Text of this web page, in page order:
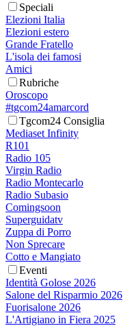
Speciali
Elezioni Italia
Elezioni estero
Grande Fratello
L'isola dei famosi
Amici
Rubriche
Oroscopo
#tgcom24amarcord
Tgcom24 Consiglia
Mediaset Infinity
R101
Radio 105
Virgin Radio
Radio Montecarlo
Radio Subasio
Comingsoon
Superguidatv
Zuppa di Porro
Non Sprecare
Cotto e Mangiato
Eventi
Identità Golose 2026
Salone del Risparmio 2026
Fuorisalone 2026
L'Artigiano in Fiera 2025